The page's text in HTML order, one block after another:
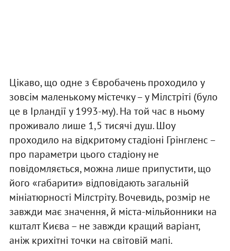
Цікаво, що одне з Євробачень проходило у
зовсім маленькому містечку – у Мілстріті (було
це в Ірландії у 1993-му). На той час в ньому
проживало лише 1,5 тисячі душ. Шоу
проходило на відкритому стадіоні Грінгленс –
про параметри цього стадіону не
повідомляється, можна лише припустити, що
його «габарити» відповідають загальній
мініатюрності Мілстріту. Вочевидь, розмір не
завжди має значення, й міста-мільйонники на
кшталт Києва – не завжди кращий варіант,
аніж крихітні точки на світовій мапі.